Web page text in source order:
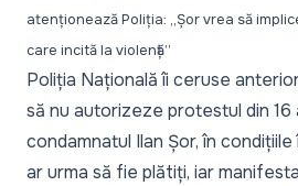
atenționează Poliția: „Șor vrea să
care incită la violență”
Poliția Națională îi ceruse
să nu autorizeze protestul din 16
condamnatul Ilan Șor, în
ar urma să fie plătiți, iar